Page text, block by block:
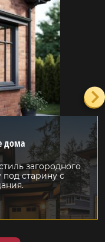
дома
загородного
старину с